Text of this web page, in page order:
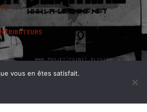
vous en êtes satisfait.